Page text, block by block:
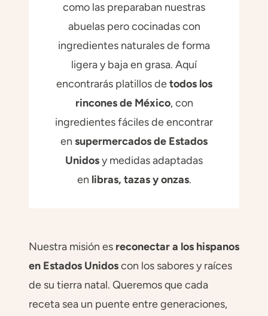
como las preparaban nuestras
abuelas pero cocinadas con
ingredientes naturales de forma
ligera y baja en grasa. Aquí
encontrarás platillos detodos los
rincones de México, con
ingredientes fáciles de encontrar
en supermercados de Estados
Unidosy medidas adaptadas
en libras, tazas y onzas.
Nuestra misión es reconectar a los hispanos
en Estados Unidoscon los sabores y raíces
de su tierra natal. Queremos que cada
receta sea un puente entre generaciones,